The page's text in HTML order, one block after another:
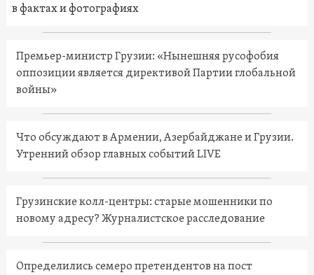
в фактах и фотографиях
Премьер-министр Грузии: «Нынешняя русофобия
оппозиции является директивой Партии глобальной
войны»
Что обсуждают в Армении, Азербайджане и Грузии.
Утренний обзор главных событий LIVE
Грузинские колл-центры: старые мошенники по
новому адресу? Журналистское расследование
Определились семеро претендентов на пост